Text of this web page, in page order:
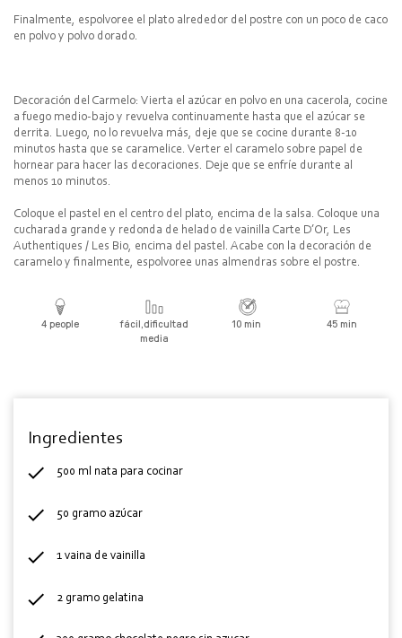
Finalmente, espolvoree el plato alrededor del postre con un poco de caco
en polvo y polvo dorado.
Decoración del Carmelo: Vierta el azúcar en polvo en una cacerola, cocine
a fuego medio-bajo y revuelva continuamente hasta que el azúcar se
derrita. Luego, no lo revuelva más, deje que se cocine durante 8-10
minutos hasta que se caramelice. Verter el caramelo sobre papel de
hornear para hacer las decoraciones. Deje que se enfríe durante al
menos 10 minutos.
Coloque el pastel en el centro del plato, encima de la salsa. Coloque una
cucharada grande y redonda de helado de vainilla Carte D’Or, Les
Authentiques / Les Bio, encima del pastel. Acabe con la decoración de
caramelo y finalmente, espolvoree unas almendras sobre el postre.
4 people
fácil,dificultad
media
10 min 45 min
Ingredientes
500 ml nata para cocinar
50 gramo azúcar
1 vaina de vainilla
2 gramo gelatina